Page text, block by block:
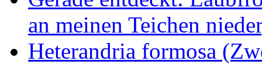
an meinen Teichen
Heterandria formosa